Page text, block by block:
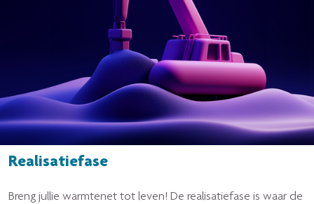
Realisatiefase
Breng jullie warmtenet tot leven! De realisatiefase is waar de